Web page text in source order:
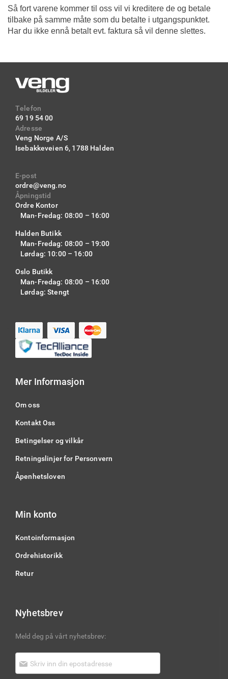
Så fort varene kommer til oss vil vi kreditere de og betale
tilbake på samme måte som du betalte i utgangspunktet.
Har du ikke ennå betalt evt. faktura så vil denne slettes.
Telefon
69 19 54 00
Adresse
Veng Norge A/S
Isebakkeveien 6, 1788 Halden
E-post
ordre@veng.no
Åpningstid
Ordre Kontor
Man-Fredag: 08:00 – 16:00
Halden Butikk
Man-Fredag: 08:00 – 19:00
Lørdag: 10:00 – 16:00
Oslo Butikk
Man-Fredag: 08:00 – 16:00
Lørdag: Stengt
Mer Informasjon
Om oss
Kontakt Oss
Betingelser og vilkår
Retningslinjer for Personvern
Åpenhetsloven
Min konto
Kontoinformasjon
Ordrehistorikk
Retur
Nyhetsbrev
Meld deg på vårt nyhetsbrev: